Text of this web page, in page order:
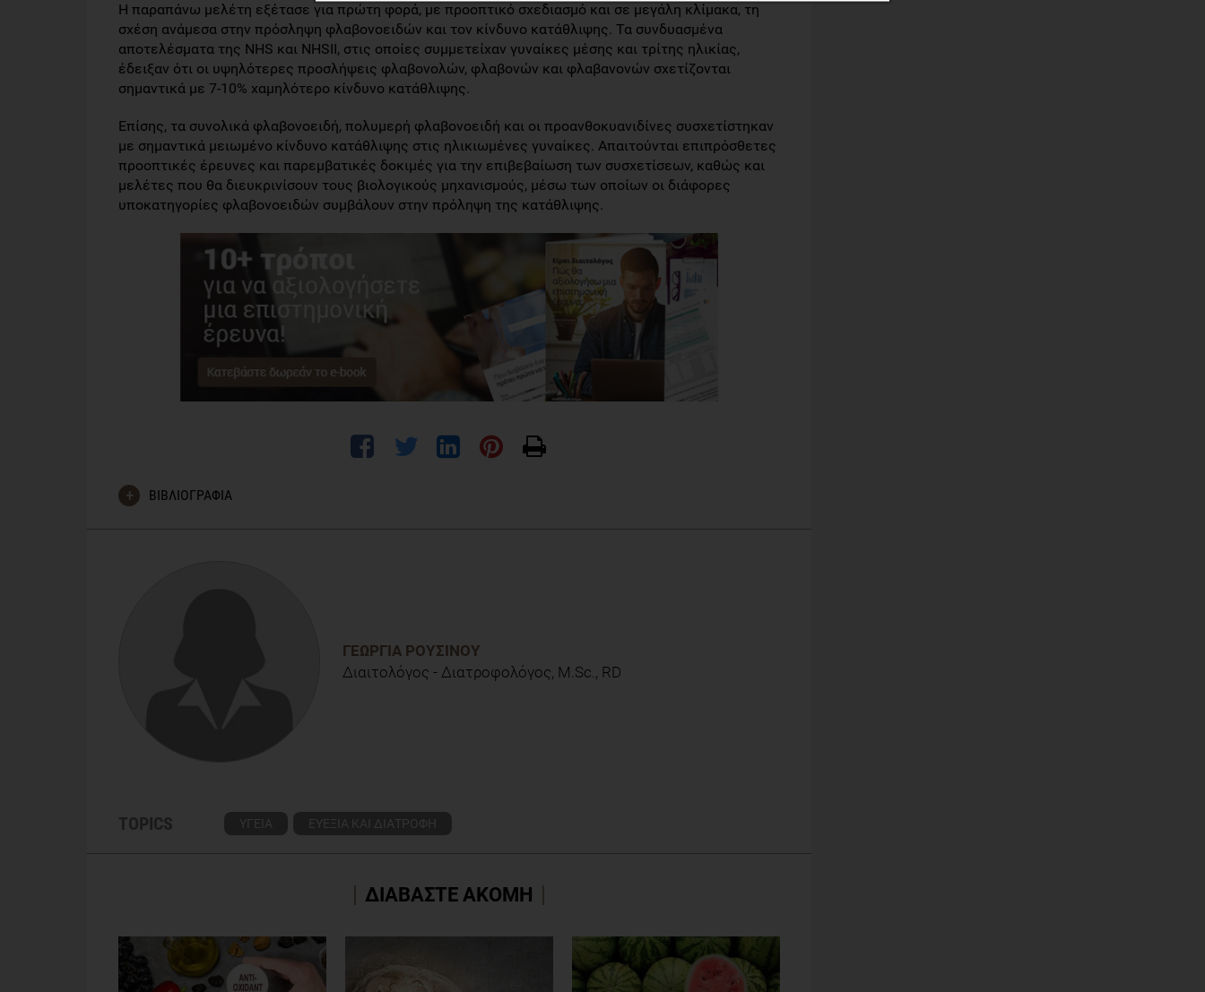
Η παραπάνω μελέτη εξέτασε για πρώτη φορά, με προοπτικό σχεδιασμό και σε μεγάλη κλίμακα, τη
σχέση ανάμεσα στην πρόσληψη φλαβονοειδών και τον κίνδυνο κατάθλιψης. Τα συνδυασμένα
αποτελέσματα της NHS και NHSII, στις οποίες συμμετείχαν γυναίκες μέσης και τρίτης ηλικίας,
έδειξαν ότι οι υψηλότερες προσλήψεις φλαβονολών, φλαβονών και φλαβανονών σχετίζονται
σημαντικά με 7-10% χαμηλότερο κίνδυνο κατάθλιψης.
Επίσης, τα συνολικά φλαβονοειδή, πολυμερή φλαβονοειδή και οι προανθοκυανιδίνες συσχετίστηκαν
με σημαντικά μειωμένο κίνδυνο κατάθλιψης στις ηλικιωμένες γυναίκες. Απαιτούνται επιπρόσθετες
προοπτικές έρευνες και παρεμβατικές δοκιμές για την επιβεβαίωση των συσχετίσεων, καθώς και
μελέτες που θα διευκρινίσουν τους βιολογικούς μηχανισμούς, μέσω των οποίων οι διάφορες
υποκατηγορίες φλαβονοειδών συμβάλουν στην πρόληψη της κατάθλιψης.
ΒΙΒΛΙΟΓΡΑΦΙΑ
ΓΕΩΡΓΊΑ ΡΟΥΣΙΝΟΎ
Διαιτολόγος - Διατροφολόγος, M.Sc., RD
TOPICS ΥΓΕΙΑ ΕΥΕΞΙΑ ΚΑΙ ΔΙΑΤΡΟΦΗ
ΔΙΑΒΑΣΤΕ ΑΚΟΜΗ